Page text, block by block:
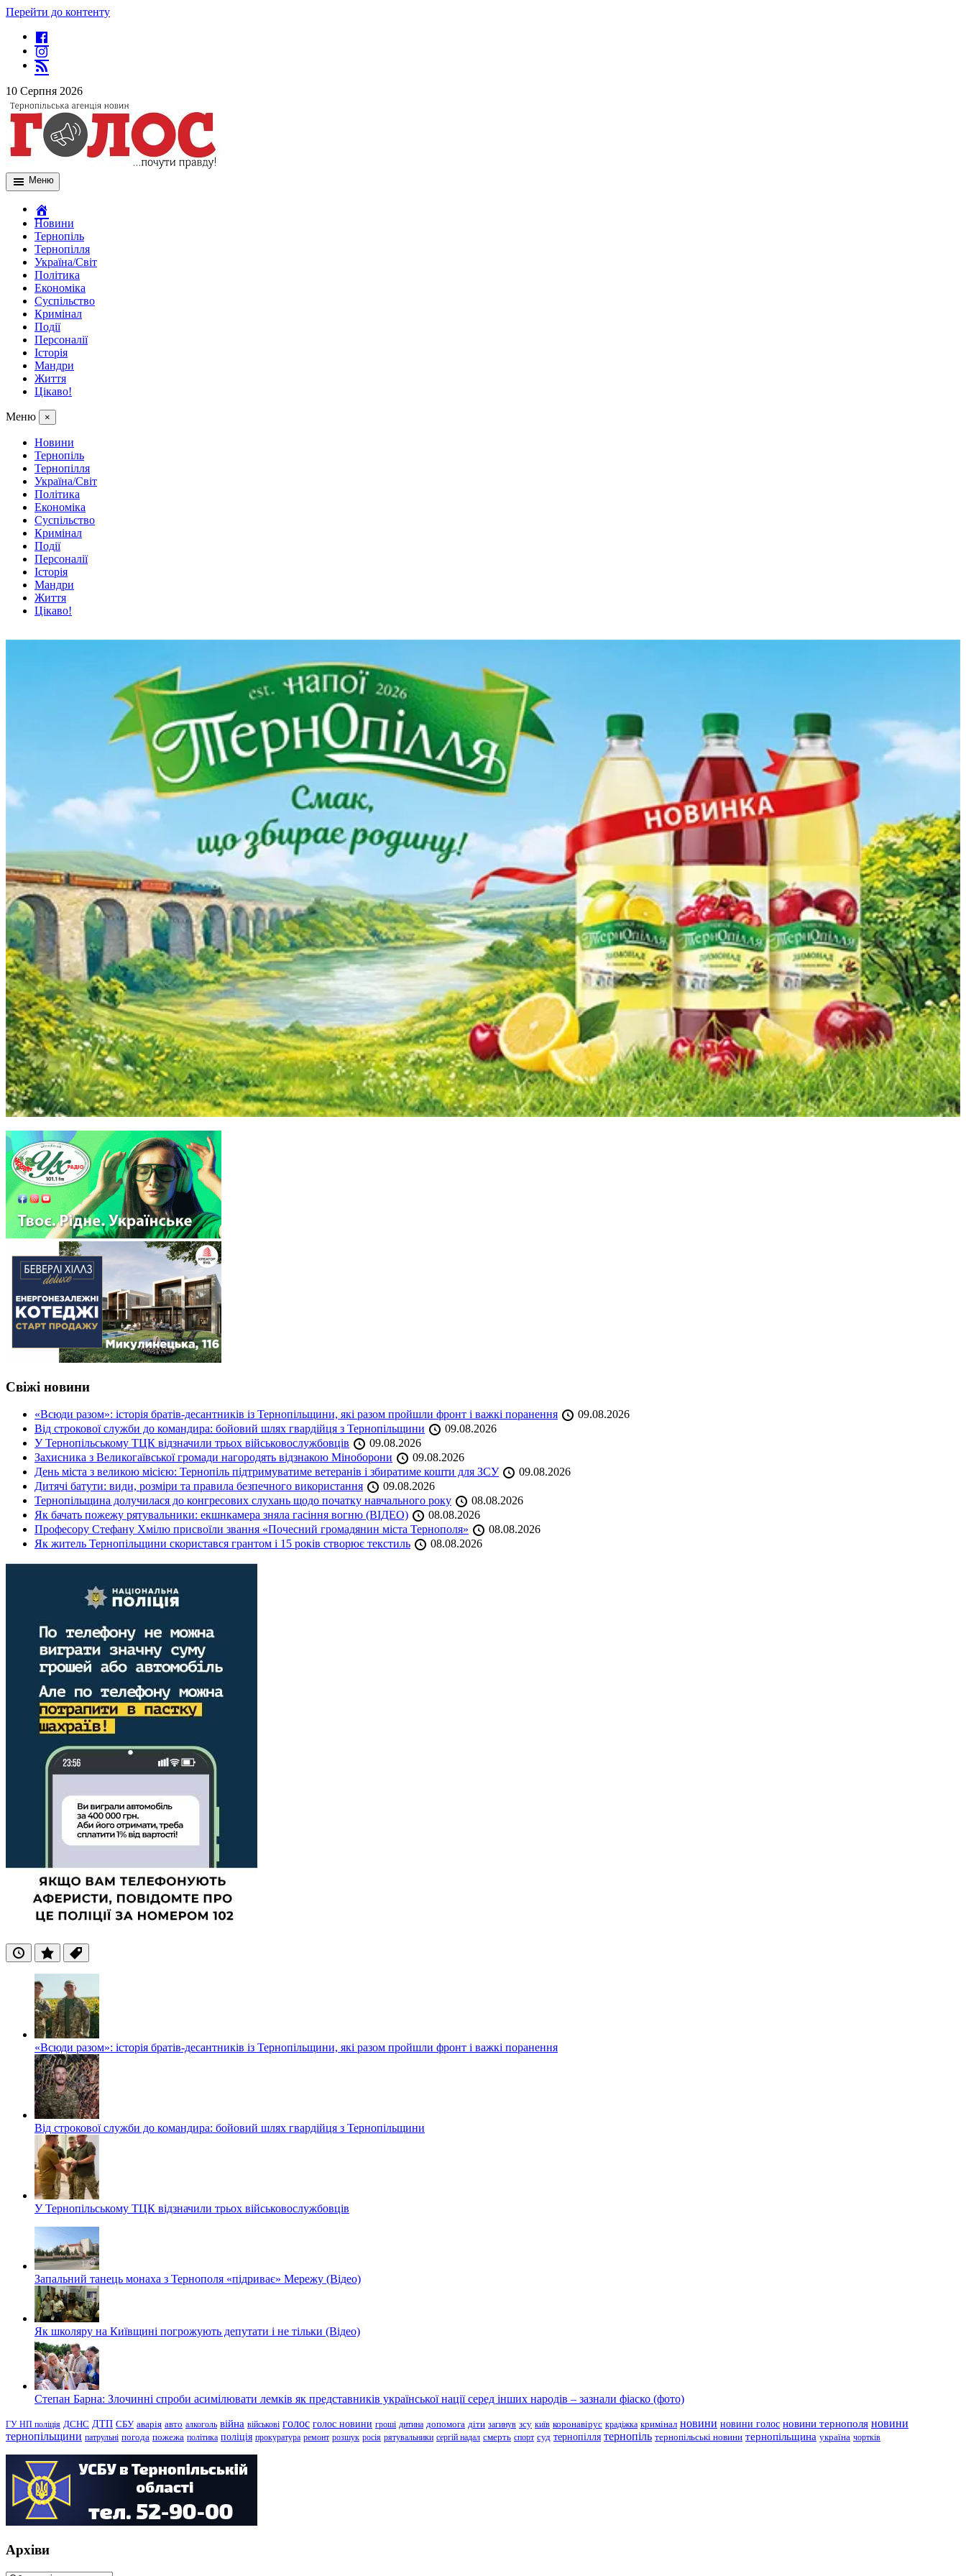
Перейти до контенту
10 Серпня 2026
Меню
Новини
Тернопіль
Тернопілля
Україна/Світ
Політика
Економіка
Суспільство
Кримінал
Події
Персоналії
Історія
Мандри
Життя
Цікаво!
Меню ×
Новини
Тернопіль
Тернопілля
Україна/Світ
Політика
Економіка
Суспільство
Кримінал
Події
Персоналії
Історія
Мандри
Життя
Цікаво!
Свіжі новини
«Всюди разом»: історія братів-десантників із Тернопільщини, які разом пройшли фронт і важкі поранення
09.08.2026
Від строкової служби до командира: бойовий шлях гвардійця з Тернопільщини
09.08.2026
У Тернопільському ТЦК відзначили трьох військовослужбовців
09.08.2026
Захисника з Великогаївської громади нагородять відзнакою Міноборони
09.08.2026
День міста з великою місією: Тернопіль підтримуватиме ветеранів і збиратиме кошти для ЗСУ
09.08.2026
Дитячі батути: види, розміри та правила безпечного використання
09.08.2026
Тернопільщина долучилася до конгресових слухань щодо початку навчального року
08.08.2026
Як бачать пожежу рятувальники: екшнкамера зняла гасіння вогню (ВІДЕО)
08.08.2026
Професору Стефану Хмілю присвоїли звання «Почесний громадянин міста Тернополя»
08.08.2026
Як житель Тернопільщини скористався грантом і 15 років створює текстиль
08.08.2026
ОстанніПопулярні
Теги
«Всюди разом»: історія братів-десантників із Тернопільщини, які разом пройшли фронт і важкі поранення
Від строкової служби до командира: бойовий шлях гвардійця з Тернопільщини
У Тернопільському ТЦК відзначили трьох військовослужбовців
Запальний танець монаха з Тернополя «підриває» Мережу (Відео)
Як школяру на Київщині погрожують депутати і не тільки (Відео)
Степан Барна: Злочинні спроби асимілювати лемків як представників української нації серед інших народів – зазнали фіаско (фото)
ГУ НП поліція ДСНС ДТП СБУ аварія авто алкоголь війна військові голос голос новини гроші дитина допомога діти загинув зсу київ коронавірус крадіжка кримінал новини новини голос новини тернополя новини
тернопільщини патрульні погода пожежа політика поліція прокуратура ремонт розшук росія рятувальники сергій надал смерть спорт суд тернопілля тернопіль тернопільські новини тернопільщина україна чортків
Архіви